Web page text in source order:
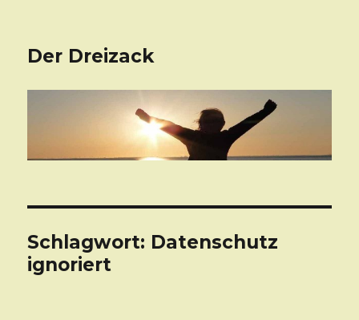
Der Dreizack
Schlagwort: Datenschutz
ignoriert